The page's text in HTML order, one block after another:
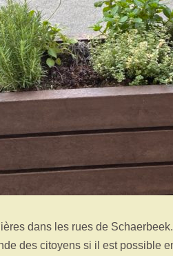
dans les rues de
des citoyens si il est possible